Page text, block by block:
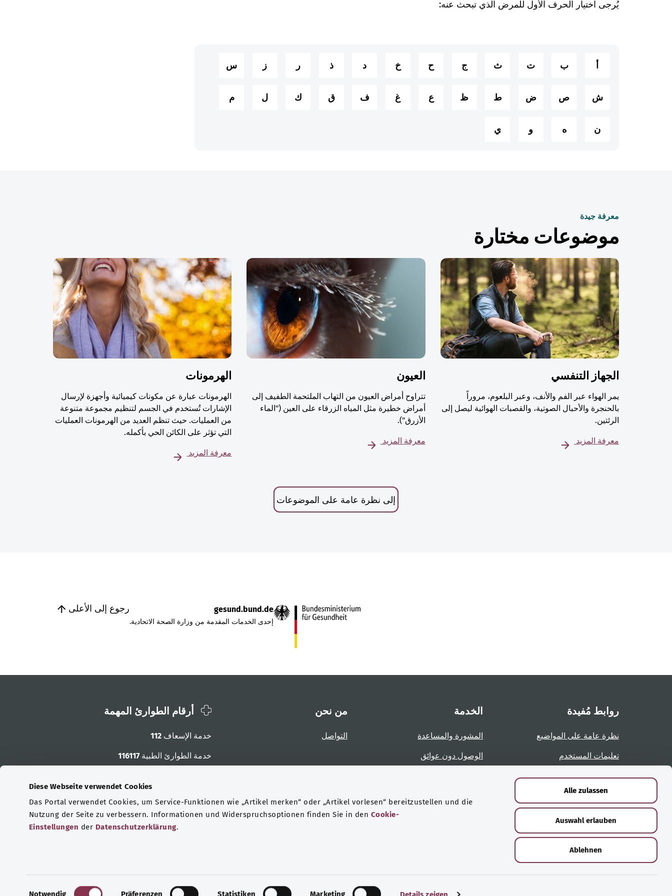
Diese Webseite verwendet Cookies
Das Portal verwendet Cookies, um Service-Funktionen wie „Artikel merken“ oder „Artikel vorlesen“ bereitzustellen und die
Nutzung der Seite zu verbessern. Informationen und Widerspruchsoptionen finden Sie in den Cookie-
Einstellungen der Datenschutzerklärung.
Notwendig Präferenzen Statistiken Marketing
Alle zulassen
Auswahl erlauben
Ablehnen
يُرجى اختيار الحرف الأول للمرض الذي تبحث عنه:
أ ب ت ث ج ح خ د ذ ر ز س
ش ص ض ط ظ ع غ ف ق ك ل م
ن ه و ي
معرفة جيدة
موضوعات مختارة
الجهاز التنفسي
يمر الهواء عبر الفم والأنف، وعبر البلعوم، مروراً
بالحنجرة والأحبال الصوتية، والقصبات الهوائية ليصل إلى
الرئتين.
معرفة المزيد
العيون
تتراوح أمراض العيون من التهاب الملتحمة الطفيف إلى
أمراض خطيرة مثل المياه الزرقاء على العين ("الماء
الأزرق").
معرفة المزيد
الهرمونات
الهرمونات عبارة عن مكونات كيميائية وأجهزة لإرسال
الإشارات تُستخدم في الجسم لتنظيم مجموعة متنوعة
من العمليات. حيث تنظم العديد من الهرمونات العمليات
التي تؤثر على الكائن الحي بأكمله.
معرفة المزيد
إلى نظرة عامة على الموضوعات
رجوع إلى الأعلى gesund.bund.de
إحدى الخدمات المقدمة من وزارة الصحة الاتحادية.
روابط مُفيدة
نظرة عامة على المواضيع
تعليمات المستخدم
نظرة عامة على الصفحات
الخدمة
المشورة والمساعدة
الوصول دون عوائق
من نحن
التواصل
أرقام الطوارئ المهمة
خدمة الإسعاف 112
خدمة الطوارئ الطبية116117
الشهادات
هيئة التحرير